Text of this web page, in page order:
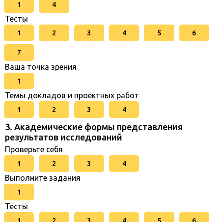
1 4
Тесты
1 2 3 4 5 6
7
Ваша точка зрения
1
Темы докладов и проектных работ
1 2 3 4
3. Академические формы представления
результатов исследований
Проверьте себя
1 2 3 4
Выполните задания
1
Тесты